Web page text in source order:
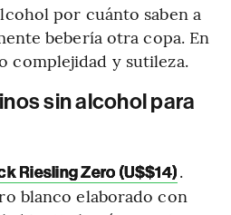
por cuánto saben a
bebería otra copa. En
complejidad y sutileza.
sin alcohol para
Riesling Zero (U$$14).
blanco elaborado con